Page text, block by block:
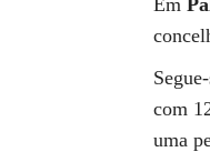
Em
com
uma